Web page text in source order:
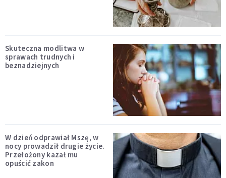
Skuteczna modlitwa w
sprawach trudnych i
beznadziejnych
W dzień odprawiał Mszę, w
nocy prowadził drugie życie.
Przełożony kazał mu
opuścić zakon